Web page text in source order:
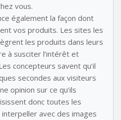
vous.
également la façon dont
vos produits. Les sites les
les produits dans leurs
à susciter l’intérêt et
concepteurs savent qu’il
secondes aux visiteurs
opinion sur ce qu’ils
donc toutes les
avec des images